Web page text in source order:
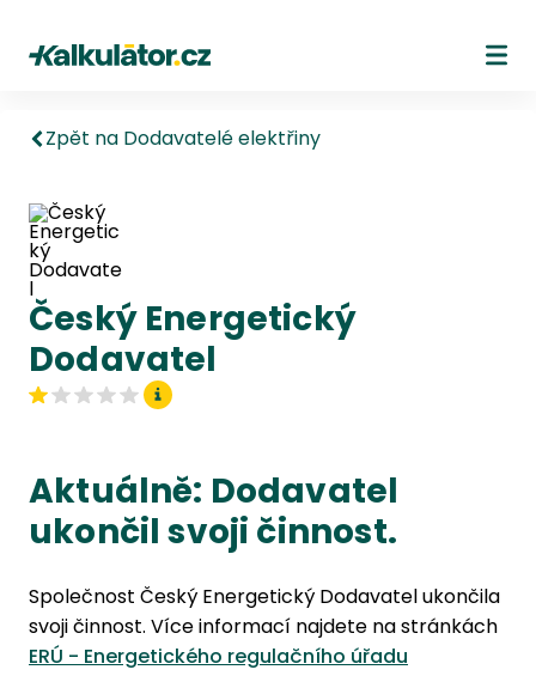
Kalkulátor.cz
Zpět na Dodavatelé elektřiny
Český Energetický
Dodavatel
Aktuálně: Dodavatel
ukončil svoji činnost.
Společnost Český Energetický Dodavatel ukončila
svoji činnost. Více informací najdete na stránkách
ERÚ - Energetického regulačního úřadu